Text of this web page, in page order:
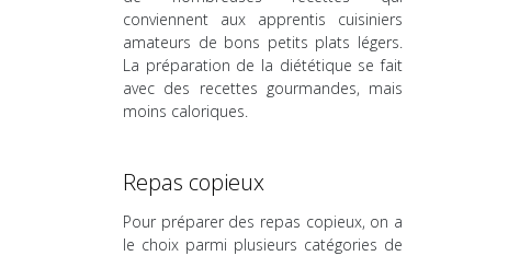
conviennent aux apprentis cuisiniers
amateurs de bons petits plats légers.
La préparation de la diététique se fait
avec des recettes gourmandes, mais
moins caloriques.
Repas copieux
Pour préparer des repas copieux, on a
le choix parmi plusieurs catégories de